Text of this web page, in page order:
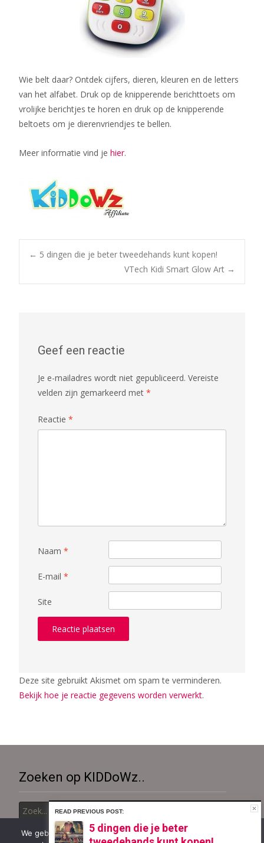
Wie belt daar? Ontdek cijfers, dieren, kleuren en de letters
van het alfabet. Druk op de knipperende berichttoets om
vrolijke berichtjes te horen en druk op de knipperende
beltoets om je dierenvriendjes te bellen.
Meer informatie vind je hier.
Bericht
← 5 dingen die je beter tweedehands kunt kopen!
VTech Kidi‌ ‌Smart‌ ‌Glow‌ ‌Art‌ →
Geef een reactie
Je e-mailadres wordt niet gepubliceerd. Vereiste
velden zijn gemarkeerd met *
Reactie *
Naam *
E-mail *
Site
Deze site gebruikt Akismet om spam te verminderen.
Bekijk hoe je reactie gegevens worden verwerkt.
Zoeken op KIDDoWz..
Zoek
naar:
We gebruiken cookies om ervoor te zorgen dat onze site zo
READ PREVIOUS POST:
5 dingen die je beter